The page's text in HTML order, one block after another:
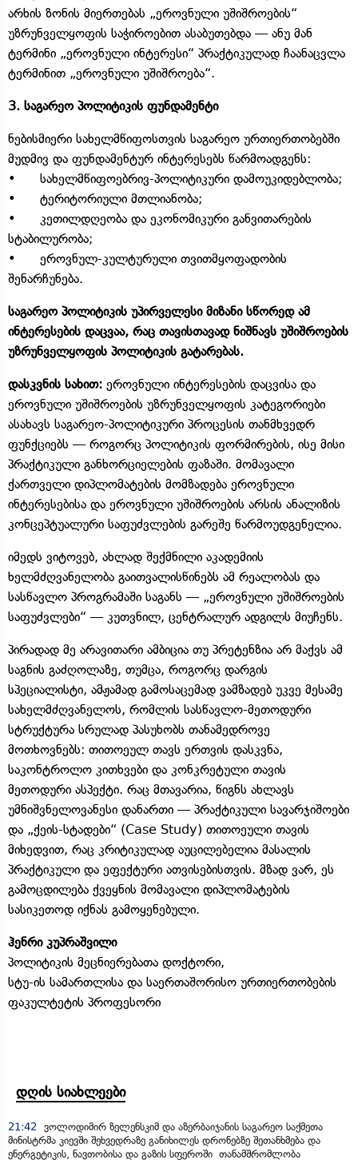
არხის ზონის მიერთებას „ეროვნული უშიშროების“
უზრუნველყოფის საჭიროებით ასაბუთებდა — ანუ მან
ტერმინი „ეროვნული ინტერესი“ პრაქტიკულად ჩაანაცვლა
ტერმინით „ეროვნული უშიშროება“.
3. საგარეო პოლიტიკის ფუნდამენტი
ნებისმიერი სახელმწიფოსთვის საგარეო ურთიერთობებში
მუდმივ და ფუნდამენტურ ინტერესებს წარმოადგენს:
• სახელმწიფოებრივ-პოლიტიკური დამოუკიდებლობა;
• ტერიტორიული მთლიანობა;
• კეთილდღეობა და ეკონომიკური განვითარების
სტაბილურობა;
• ეროვნულ-კულტურული თვითმყოფადობის
შენარჩუნება.
საგარეო პოლიტიკის უპირველესი მიზანი სწორედ ამ
ინტერესების დაცვაა, რაც თავისთავად ნიშნავს უშიშროების
უზრუნველყოფის პოლიტიკის გატარებას.
დასკვნის სახით: ეროვნული ინტერესების დაცვისა და
ეროვნული უშიშროების უზრუნველყოფის კატეგორიები
ასახავს საგარეო-პოლიტიკური პროცესის თანმხვედრ
ფუნქციებს — როგორც პოლიტიკის ფორმირების, ისე მისი
პრაქტიკული განხორციელების ფაზაში. მომავალი
ქართველი დიპლომატების მომზადება ეროვნული
ინტერესებისა და ეროვნული უშიშროების არსის ანალიზის
კონცეპტუალური საფუძვლების გარეშე წარმოუდგენელია.
იმედს ვიტოვებ, ახლად შექმნილი აკადემიის
ხელმძღვანელობა გაითვალისწინებს ამ რეალობას და
სასწავლო პროგრამაში საგანს — „ეროვნული უშიშროების
საფუძვლები“ — კუთვნილ, ცენტრალურ ადგილს მიუჩენს.
პირადად მე არავითარი ამბიცია თუ პრეტენზია არ მაქვს ამ
საგნის გაძღოლაზე, თუმცა, როგორც დარგის
სპეციალისტი, ამჟამად გამოსაცემად ვამზადებ უკვე მესამე
სახელმძღვანელოს, რომლის სასწავლო-მეთოდური
სტრუქტურა სრულად პასუხობს თანამედროვე
მოთხოვნებს: თითოეულ თავს ერთვის დასკვნა,
საკონტროლო კითხვები და კონკრეტული თავის
მეთოდური ასპექტი. რაც მთავარია, წიგნს ახლავს
უმნიშვნელოვანესი დანართი — პრაქტიკული სავარჯიშოები
და „ქეის-სტადები“ (Case Study) თითოეული თავის
მიხედვით, რაც კრიტიკულად აუცილებელია მასალის
პრაქტიკული და ეფექტური ათვისებისთვის. მზად ვარ, ეს
გამოცდილება ქვეყნის მომავალი დიპლომატების
სასიკეთოდ იქნას გამოყენებული.
ჰენრი კუპრაშვილი
პოლიტიკის მეცნიერებათა დოქტორი,
სტუ-ის სამართლისა და საერთაშორისო ურთიერთობების
ფაკულტეტის პროფესორი
დღის სიახლეები
21:42
ვოლოდიმირ ზელენსკიმ და აზერბაიჯანის საგარეო საქმეთა
მინისტრმა კიევში შეხვედრაზე განიხილეს დრონებზე შეთანხმება და
ენერგეტიკის, ნავთობისა და გაზის სფეროში თანამშრომლობა